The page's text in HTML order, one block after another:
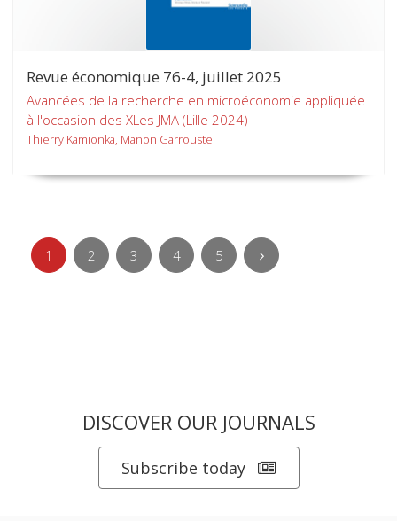
Revue économique 76-4, juillet 2025
Avancées de la recherche en microéconomie appliquée
à l'occasion des XLes JMA (Lille 2024)
Thierry Kamionka, Manon Garrouste
1 2 3 4 5
DISCOVER OUR JOURNALS
Subscribe today